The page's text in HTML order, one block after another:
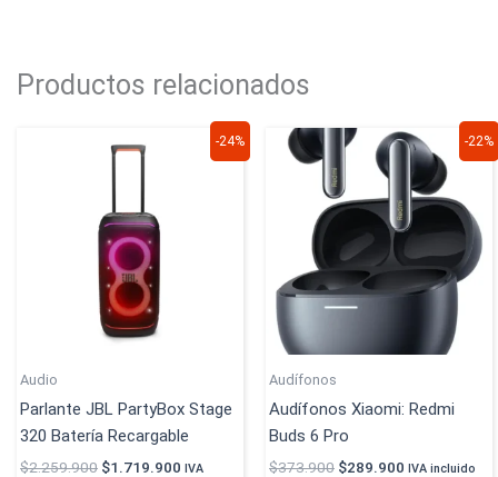
Productos relacionados
-24%
Audio
Parlante JBL PartyBox Stage
320 Batería Recargable
$2.259.900
precio
$2.259.900.
$1.719.900
precio
IVA
-22%
Audífonos
Audífonos Xiaomi: Redmi
Buds 6 Pro
$373.900
precio
original
era:
$373.900.
$289.900
El
precio
actual
es:
$289.900.
IVA incluido
Este
tiene
Las
se
en
página